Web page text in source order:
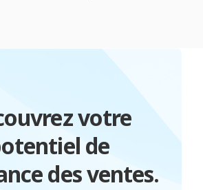
votre
de
des ventes.